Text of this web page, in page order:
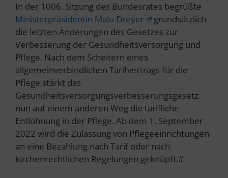
In der 1006. Sitzung des Bundesrates begrüßte
Ministerpräsidentin Malu Dreyer
grundsätzlich
die letzten Änderungen des Gesetzes zur
Verbesserung der Gesundheitsversorgung und
Pflege. Nach dem Scheitern eines
allgemeinverbindlichen Tarifvertrags für die
Pflege stärkt das
Gesundheitsversorgungsverbesserungsgesetz
nun auf einem anderen Weg die tarifliche
Entlohnung in der Pflege. Ab dem 1. September
2022 wird die Zulassung von Pflegeeinrichtungen
an eine Bezahlung nach Tarif oder nach
kirchenrechtlichen Regelungen geknüpft.#